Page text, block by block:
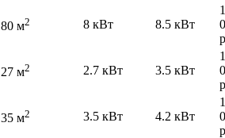
80 м2 8 кВт 8.5 кВт
27 м2 2.7 кВт 3.5 кВт
35 м2 3.5 кВт 4.2 кВт